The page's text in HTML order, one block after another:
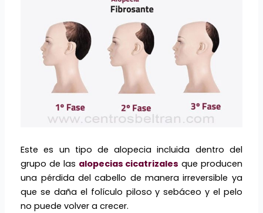
Este es un tipo de alopecia incluida dentro del
grupo de las alopecias cicatrizales que producen
una pérdida del cabello de manera irreversible ya
que se daña el folículo piloso y sebáceo y el pelo
no puede volver a crecer.